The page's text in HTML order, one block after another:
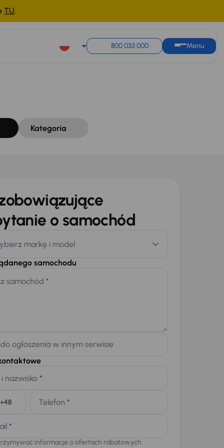
TU.
800 033 000 Menu
Kategoria
o samochód
markę i model
samochodu
samochód *
ogłoszenia w innym serwisie
nazwisko *
Telefon *
*
informacje o ofertach rabatowych